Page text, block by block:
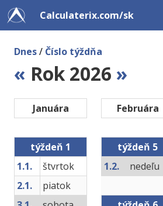
Calculaterix.com/sk
Dnes/ Číslo týždňa
« Rok 2026 »
Januára
týždeň 1
1.1.
štvrtok
2.1.
piatok
Februára
týždeň 5
1.2.
nedeľu